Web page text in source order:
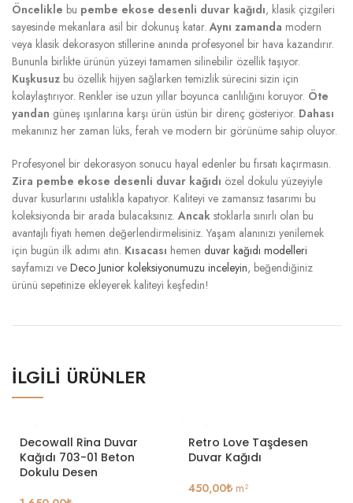
Öncelikle bu pembe ekose desenli duvar kağıdı, klasik çizgileri
sayesinde mekanlara asil bir dokunuş katar.Aynı zamanda modern
veya klasik dekorasyon stillerine anında profesyonel bir hava kazandırır.
Bununla birlikte ürünün yüzeyi tamamen silinebilir özellik taşıyor.
Kuşkusuz bu özellik hijyen sağlarken temizlik sürecini sizin için
kolaylaştırıyor. Renkler ise uzun yıllar boyunca canlılığını koruyor. Öte
yandan güneş ışınlarına karşı ürün üstün bir direnç gösteriyor. Dahası
mekanınız her zaman lüks, ferah ve modern bir görünüme sahip oluyor.
Profesyonel bir dekorasyon sonucu hayal edenler bu fırsatı kaçırmasın.
Zira pembe ekose desenli duvar kağıdı özel dokulu yüzeyiyle
duvar kusurlarını ustalıkla kapatıyor. Kaliteyi ve zamansız tasarımı bu
koleksiyonda bir arada bulacaksınız.Ancak stoklarla sınırlı olan bu
avantajlı fiyatı hemen değerlendirmelisiniz. Yaşam alanınızı yenilemek
için bugün ilk adımı atın. Kısacası hemen duvar kağıdı modelleri
sayfamızı ve Deco Junior koleksiyonumuzu inceleyin, beğendiğiniz
ürünü sepetinize ekleyerek kaliteyi keşfedin!
İLGILI ÜRÜNLER
Decowall Rina Duvar
Kağıdı 703-01 Beton
Dokulu Desen
Retro Love Taşdesen
Duvar Kağıdı
450,00₺ m²